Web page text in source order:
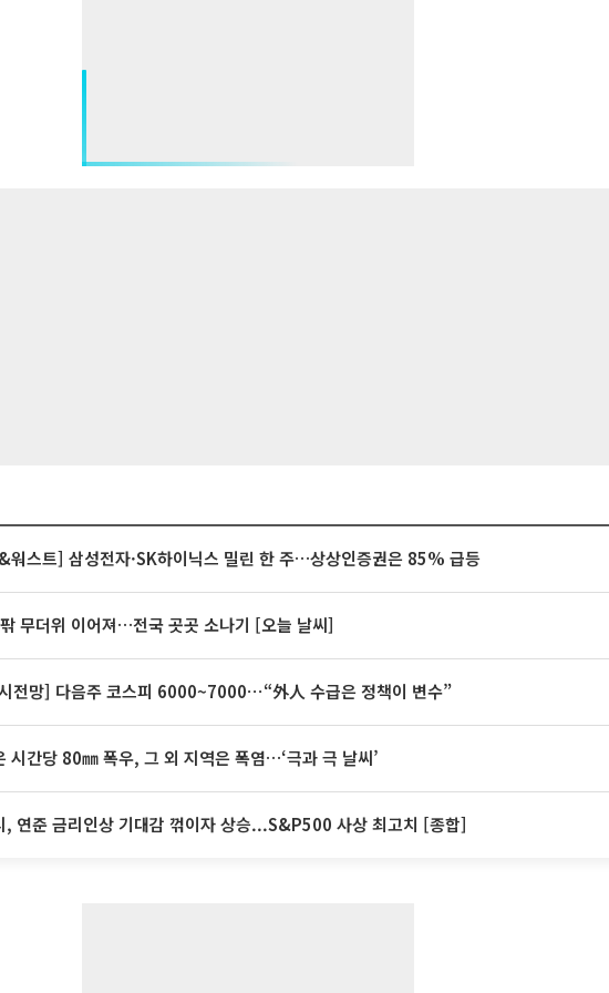
워스트] 삼성전자·SK하이닉스 밀린 한 주…상상인증권은 85% 급등
무더위 이어져…전국 곳곳 소나기 [오늘 날씨]
전망] 다음주 코스피 6000~7000⋯“外人 수급은 정책이 변수”
시간당 80㎜ 폭우, 그 외 지역은 폭염…‘극과 극 날씨’
, 연준 금리인상 기대감 꺾이자 상승...S&P500 사상 최고치 [종합]